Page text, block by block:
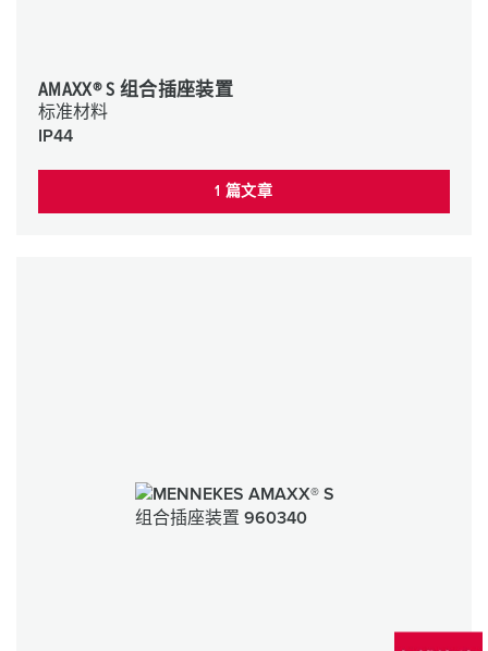
AMAXX® S 组合插座装置
标准材料
IP44
1 篇文章